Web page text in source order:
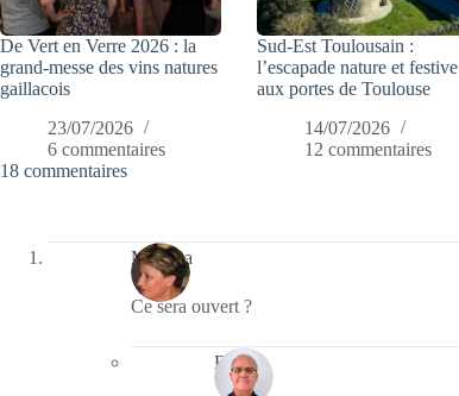
De Vert en Verre 2026 : la
grand-messe des vins natures
gaillacois
23/07/2026
6 commentaires
Sud-Est Toulousain :
l’escapade nature et festive
aux portes de Toulouse
14/07/2026
12 commentaires
18 commentaires
Mamina
Ce sera ouvert ?
Bernie